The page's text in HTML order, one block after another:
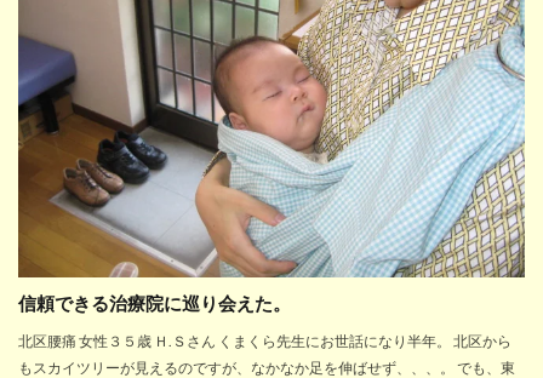
信頼できる治療院に巡り会えた。
北区腰痛 女性３５歳 Ｈ.Ｓさん くまくら先生にお世話になり半年。 北区から
もスカイツリーが見えるのですが、なかなか足を伸ばせず、、、。 でも、東